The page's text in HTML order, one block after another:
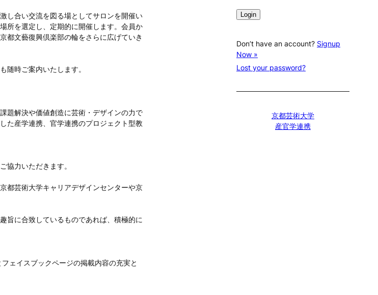
し合い交流を図る場としてサロンを開催い
所を選定し、定期的に開催します。会員か
都文藝復興倶楽部の輪をさらに広げていき
随時ご案内いたします。
題解決や価値創造に芸術・デザインの力で
た産学連携、官学連携のプロジェクト型教
協力いただきます。
都芸術大学キャリアデザインセンターや京
旨に合致しているものであれば、積極的に
ェイスブックページの掲載内容の充実と
Don’t have an account? Signup
Now »
Lost your password?
京都芸術大学
産官学連携